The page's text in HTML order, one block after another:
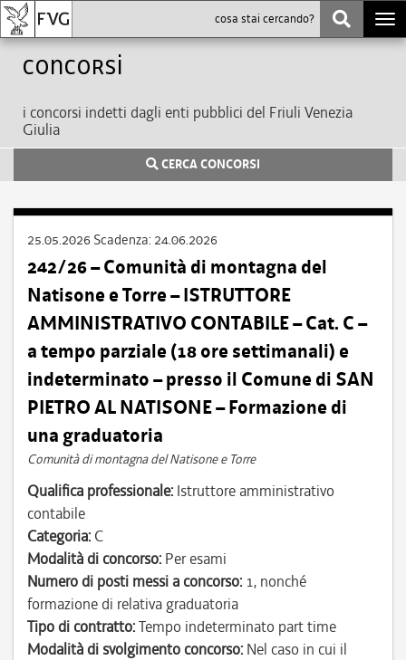
Concorsi
i concorsi indetti dagli enti pubblici del Friuli Venezia
Giulia
CERCA CONCORSI
25.05.2026 Scadenza: 24.06.2026
242/26 – Comunità di montagna del
Natisone e Torre – ISTRUTTORE
AMMINISTRATIVO CONTABILE – Cat. C –
a tempo parziale (18 ore settimanali) e
indeterminato – presso il Comune di SAN
PIETRO AL NATISONE – Formazione di
una graduatoria
Comunità di montagna del Natisone e Torre
Qualifica professionale: Istruttore amministrativo
contabile
Categoria: C
Modalità di concorso: Per esami
Numero di posti messi a concorso: 1, nonché
formazione di relativa graduatoria
Tipo di contratto:Tempo indeterminato part time
Modalità di svolgimento concorso: Nel caso in cui il